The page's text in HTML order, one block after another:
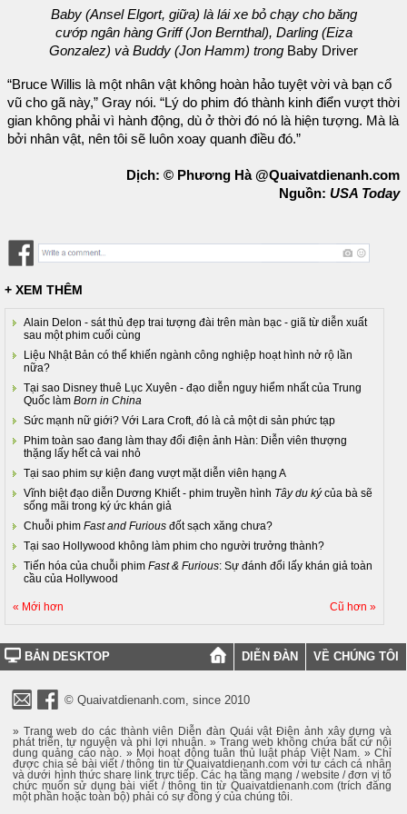
Baby (Ansel Elgort, giữa) là lái xe bỏ chạy cho băng
cướp ngân hàng Griff (Jon Bernthal), Darling (Eiza
Gonzalez) và Buddy (Jon Hamm) trong Baby Driver
“Bruce Willis là một nhân vật không hoàn hảo tuyệt vời và bạn cổ
vũ cho gã này,” Gray nói. “Lý do phim đó thành kinh điển vượt thời
gian không phải vì hành động, dù ở thời đó nó là hiện tượng. Mà là
bởi nhân vật, nên tôi sẽ luôn xoay quanh điều đó.”
Dịch: © Phương Hà @Quaivatdienanh.com
Nguồn: USA Today
+ XEM THÊM
Alain Delon - sát thủ đẹp trai tượng đài trên màn bạc - giã từ diễn xuất
sau một phim cuối cùng
Liệu Nhật Bản có thể khiến ngành công nghiệp hoạt hình nở rộ lần
nữa?
Tại sao Disney thuê Lục Xuyên - đạo diễn nguy hiểm nhất của Trung
Quốc làm Born in China
Sức mạnh nữ giới? Với Lara Croft, đó là cả một di sản phức tạp
Phim toàn sao đang làm thay đổi điện ảnh Hàn: Diễn viên thượng
thặng lấy hết cả vai nhỏ
Tại sao phim sự kiện đang vượt mặt diễn viên hạng A
Vĩnh biệt đạo diễn Dương Khiết - phim truyền hình Tây du kýcủa bà sẽ
sống mãi trong ký ức khán giả
Chuỗi phim Fast and Furious đốt sạch xăng chưa?
Tại sao Hollywood không làm phim cho người trưởng thành?
Tiến hóa của chuỗi phim Fast & Furious: Sự đánh đổi lấy khán giả toàn
cầu của Hollywood
« Mới hơn Cũ hơn »
BẢN DESKTOP DIỄN ĐÀN VỀ CHÚNG TÔI
© Quaivatdienanh.com, since 2010
» Trang web do các thành viên Diễn đàn Quái vật Điện ảnh xây dựng và
phát triển, tự nguyện và phi lợi nhuận. » Trang web không chứa bất cứ nội
dung quảng cáo nào. » Mọi hoạt động tuân thủ luật pháp Việt Nam. » Chỉ
được chia sẻ bài viết / thông tin từ Quaivatdienanh.com với tư cách cá nhân
và dưới hình thức share link trực tiếp. Các hạ tầng mạng / website / đơn vị tổ
chức muốn sử dụng bài viết / thông tin từ Quaivatdienanh.com (trích đăng
một phần hoặc toàn bộ) phải có sự đồng ý của chúng tôi.